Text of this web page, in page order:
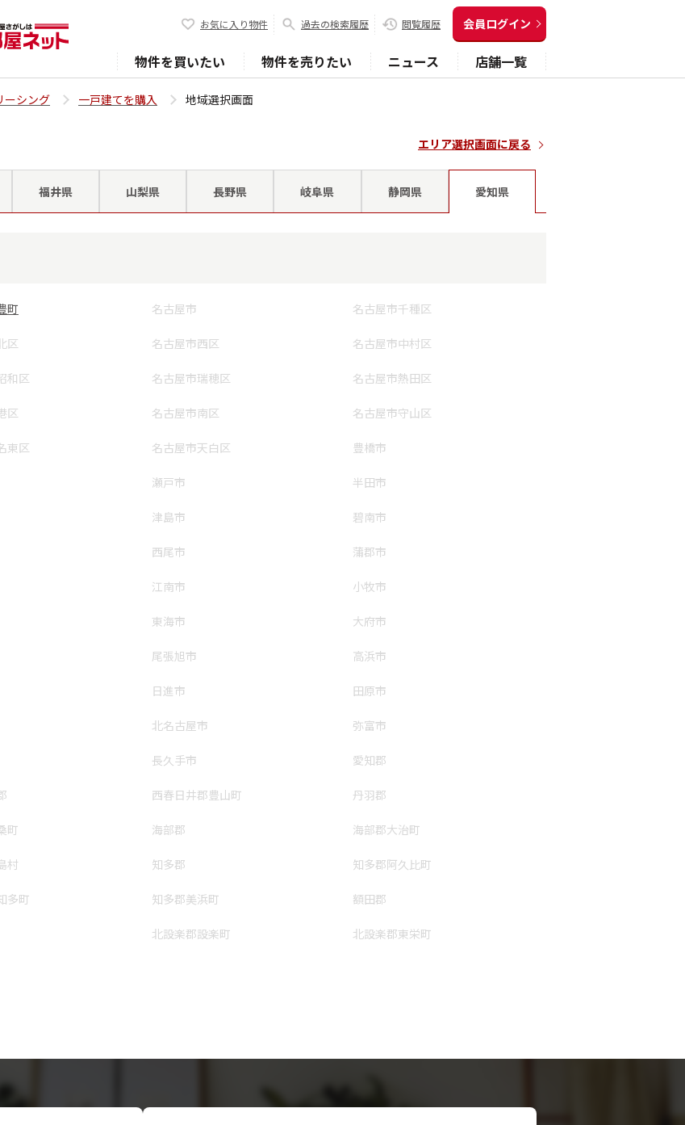
お気に入り物件 過去の検索履歴 閲覧履歴 会員ログイン
物件を買いたい 物件を売りたい ニュース 店舗一覧
ーシング 一戸建てを購入 地域選択画面
エリア選択画面に戻る
福井県 山梨県 長野県 岐阜県 静岡県 愛知県
町 名古屋市 名古屋市千種区
区 名古屋市西区 名古屋市中村区
和区 名古屋市瑞穂区 名古屋市熱田区
区 名古屋市南区 名古屋市守山区
東区 名古屋市天白区 豊橋市
瀬戸市 半田市
津島市 碧南市
西尾市 蒲郡市
江南市 小牧市
東海市 大府市
尾張旭市 高浜市
日進市 田原市
北名古屋市 弥富市
長久手市 愛知郡
西春日井郡豊山町 丹羽郡
町 海部郡 海部郡大治町
村 知多郡 知多郡阿久比町
多町 知多郡美浜町 額田郡
北設楽郡設楽町 北設楽郡東栄町